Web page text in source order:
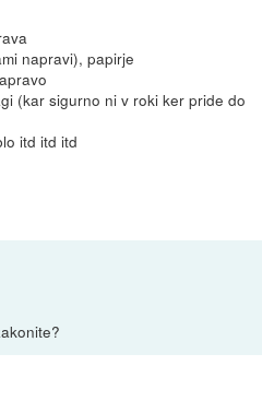
napravi), papirje
(kar sigurno ni v roki ker pride do
itd itd itd